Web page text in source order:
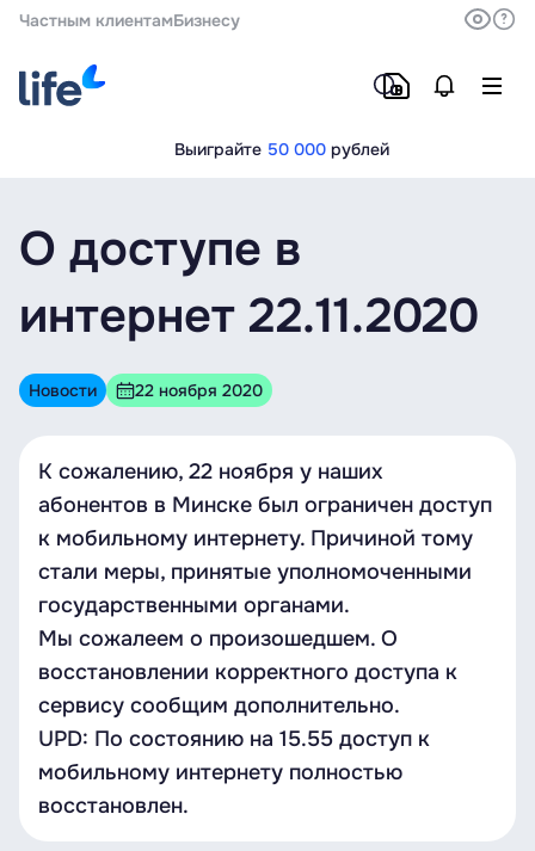
Частным клиентамБизнесу
Выиграйте 50 000 рублей
О доступе в
интернет 22.11.2020
Новости 22 ноября 2020
К сожалению, 22 ноября у наших
абонентов в Минске был ограничен доступ
к мобильному интернету. Причиной тому
стали меры, принятые уполномоченными
государственными органами.
Мы сожалеем о произошедшем. О
восстановлении корректного доступа к
сервису сообщим дополнительно.
UPD: По состоянию на 15.55 доступ к
мобильному интернету полностью
восстановлен.